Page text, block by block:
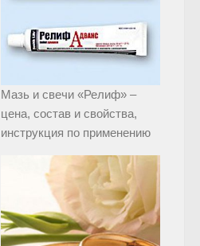
Мазь и свечи «Релиф» –
цена, состав и свойства,
инструкция по применению